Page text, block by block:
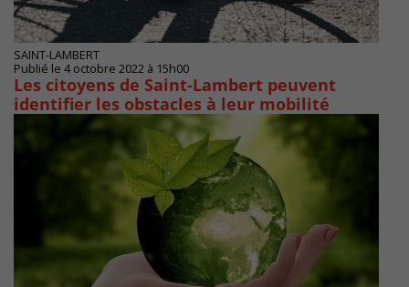
SAINT-LAMBERT
Publié le 4 octobre 2022 à 15h00
Les citoyens de Saint-Lambert peuvent
identifier les obstacles à leur mobilité